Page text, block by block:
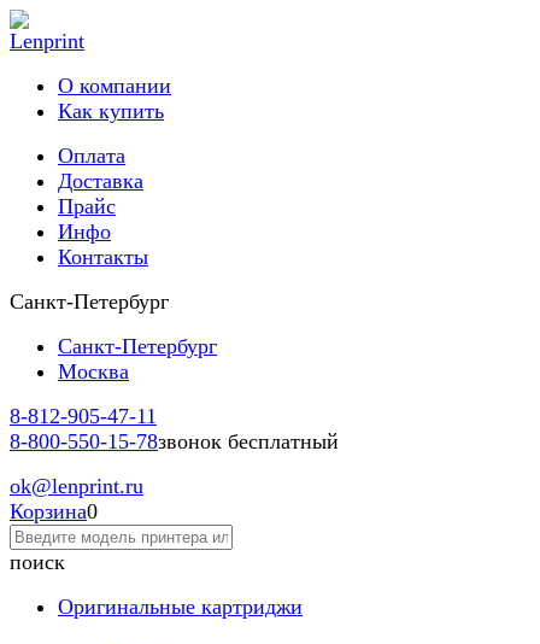
О компании
Как купить
Оплата
Доставка
Прайс
Инфо
Контакты
Санкт-Петербург
Санкт-Петербург
Москва
8-812-905-47-11
8-800-550-15-78звонок бесплатный
ok@lenprint.ru
Корзина0
поиск
Оригинальные картриджи